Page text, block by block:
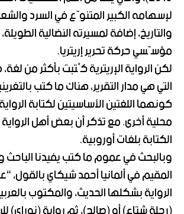
لإسهامه الكبير المتنوّع في السرد
والتاريخ، إضافة لمسيرته النضالية
مؤسّسي حركة تحرير إريتريا.
لكن الرواية الإريترية كُتبت بأكثر من
التي هي مدار التقرير، هناك ما كتب
كونهما اللغتين الأساسيتين لكتابة
محلية أخرى. مع تذكر أن بعض أهل الرواية
الكتابة بلغات أوروبية.
وبالبحث في عموم ما كتب يفيدنا الباحث
المقيم في ألمانيا أحمد شيكاي بالقول،
الرواية بشكلها الحديث، والمكتوب